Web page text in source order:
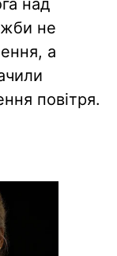
над
не
а
повітря.